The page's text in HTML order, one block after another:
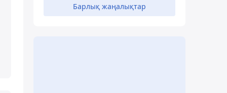
Барлық жаңалықтар